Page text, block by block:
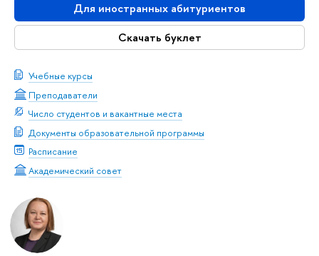
Для иностранных абитуриентов
Скачать буклет
Учебные курсы
Преподаватели
Число студентов и вакантные места
Документы образовательной программы
Расписание
Академический совет